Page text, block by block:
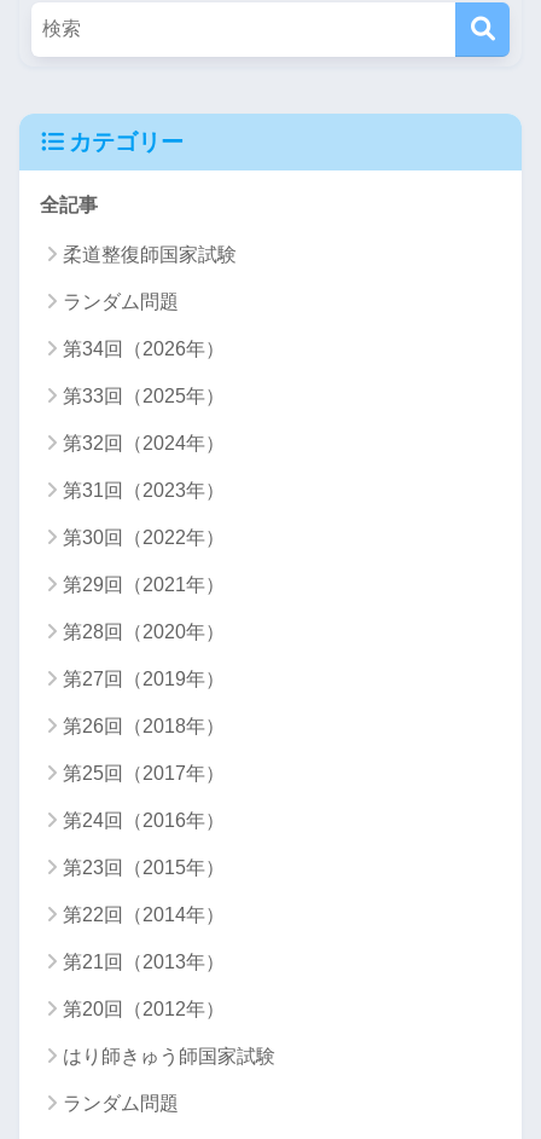
カテゴリー
全記事
柔道整復師国家試験
ランダム問題
第34回（2026年）
第33回（2025年）
第32回（2024年）
第31回（2023年）
第30回（2022年）
第29回（2021年）
第28回（2020年）
第27回（2019年）
第26回（2018年）
第25回（2017年）
第24回（2016年）
第23回（2015年）
第22回（2014年）
第21回（2013年）
第20回（2012年）
はり師きゅう師国家試験
ランダム問題